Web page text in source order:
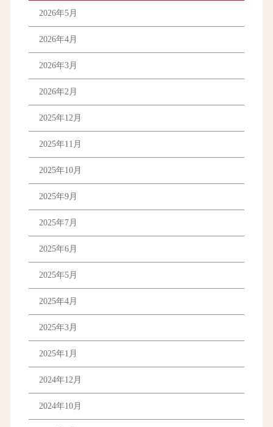
2026年5月
2026年4月
2026年3月
2026年2月
2025年12月
2025年11月
2025年10月
2025年9月
2025年7月
2025年6月
2025年5月
2025年4月
2025年3月
2025年1月
2024年12月
2024年10月